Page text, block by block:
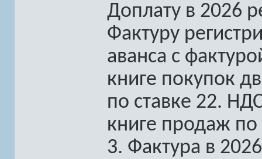
Доплату в 2026
Фактуру
аванса с
книге покупок
по ставке 22.
книге продаж по
3. Фактура в